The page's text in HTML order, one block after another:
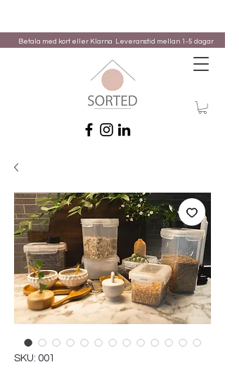
Betala med kort eller Klarna Leveranstid mellan 1-5 dagar
SKU: 001